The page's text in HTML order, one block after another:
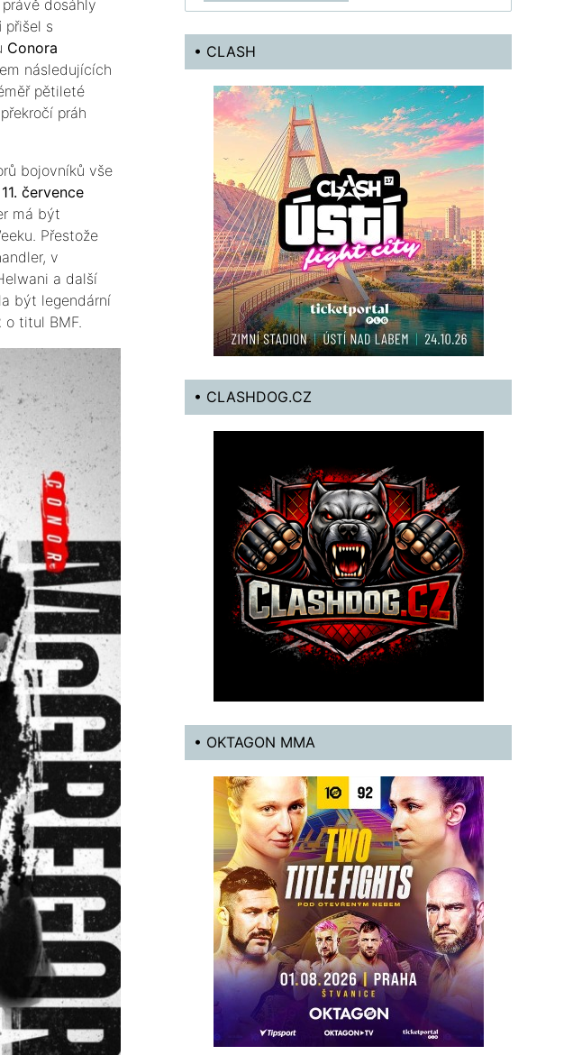
dosáhly
přišel s
Conora
následujících
pětileté
práh
bojovníků vše
11. července
má být
Přestože
v
a další
být legendární
o titul BMF.
• CLASH
• CLASHDOG.CZ
• OKTAGON MMA